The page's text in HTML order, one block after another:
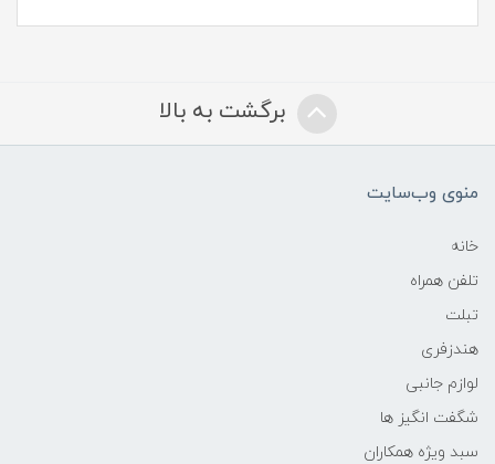
برگشت به بالا
منوی وب‌سایت
خانه
تلفن همراه
تبلت
هندزفری
لوازم جانبی
شگفت انگیز ها
سبد ویژه همکاران